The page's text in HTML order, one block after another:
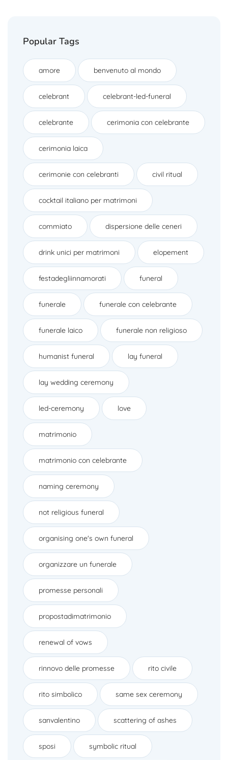
Popular Tags
amore benvenuto al mondo
celebrant celebrant-led-funeral
celebrante cerimonia con celebrante
cerimonia laica
cerimonie con celebranti civil ritual
cocktail italiano per matrimoni
commiato dispersione delle ceneri
drink unici per matrimoni elopement
festadegliinnamorati funeral
funerale funerale con celebrante
funerale laico funerale non religioso
humanist funeral lay funeral
lay wedding ceremony
led-ceremony love
matrimonio
matrimonio con celebrante
naming ceremony
not religious funeral
organising one's own funeral
organizzare un funerale
promesse personali
propostadimatrimonio
renewal of vows
rinnovo delle promesse rito civile
rito simbolico same sex ceremony
sanvalentino scattering of ashes
sposi symbolic ritual